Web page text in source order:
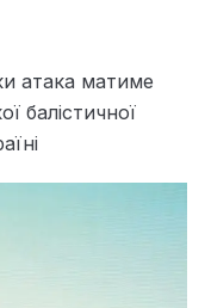
атака матиме
балістичної